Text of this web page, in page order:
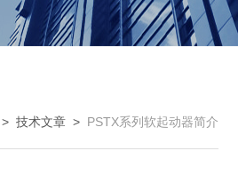
> 技术文章 > PSTX系列软起动器简介